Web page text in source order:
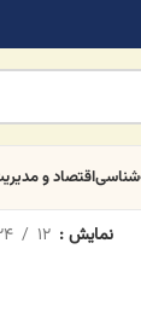
اقتصاد و
نمایش 12